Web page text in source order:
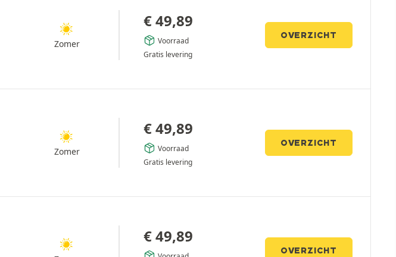
Zomer
€49,89
Voorraad
Gratis levering
OVERZICHT
Zomer
€49,89
Voorraad
Gratis levering
OVERZICHT
€49,89
OVERZICHT